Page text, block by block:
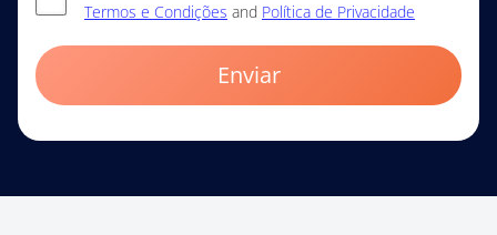
Termos e Condições and Política de Privacidade
Enviar